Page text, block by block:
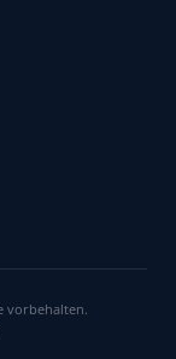
vorbehalten.